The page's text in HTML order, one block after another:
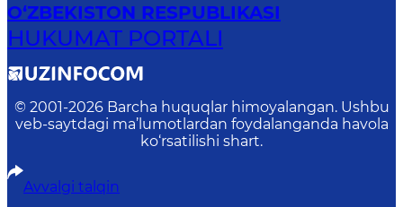
O‘ZBEKISTON RESPUBLIKASI
HUKUMAT PORTALI
© 2001-2026 Barcha huquqlar himoyalangan. Ushbu
veb-saytdagi ma’lumotlardan foydalanganda havola
ko‘rsatilishi shart.
Avvalgi talqin